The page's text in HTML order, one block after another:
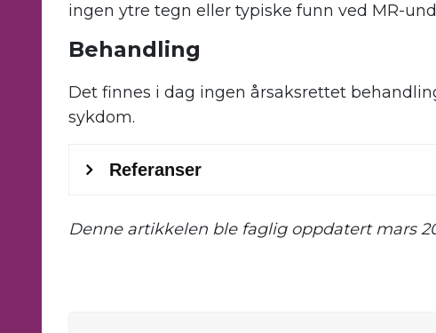
ingen ytre tegn eller typiske funn ved MR-
Behandling
Det finnes i dag ingen årsaksrettet
sykdom.
Denne artikkelen ble faglig oppdatert mars